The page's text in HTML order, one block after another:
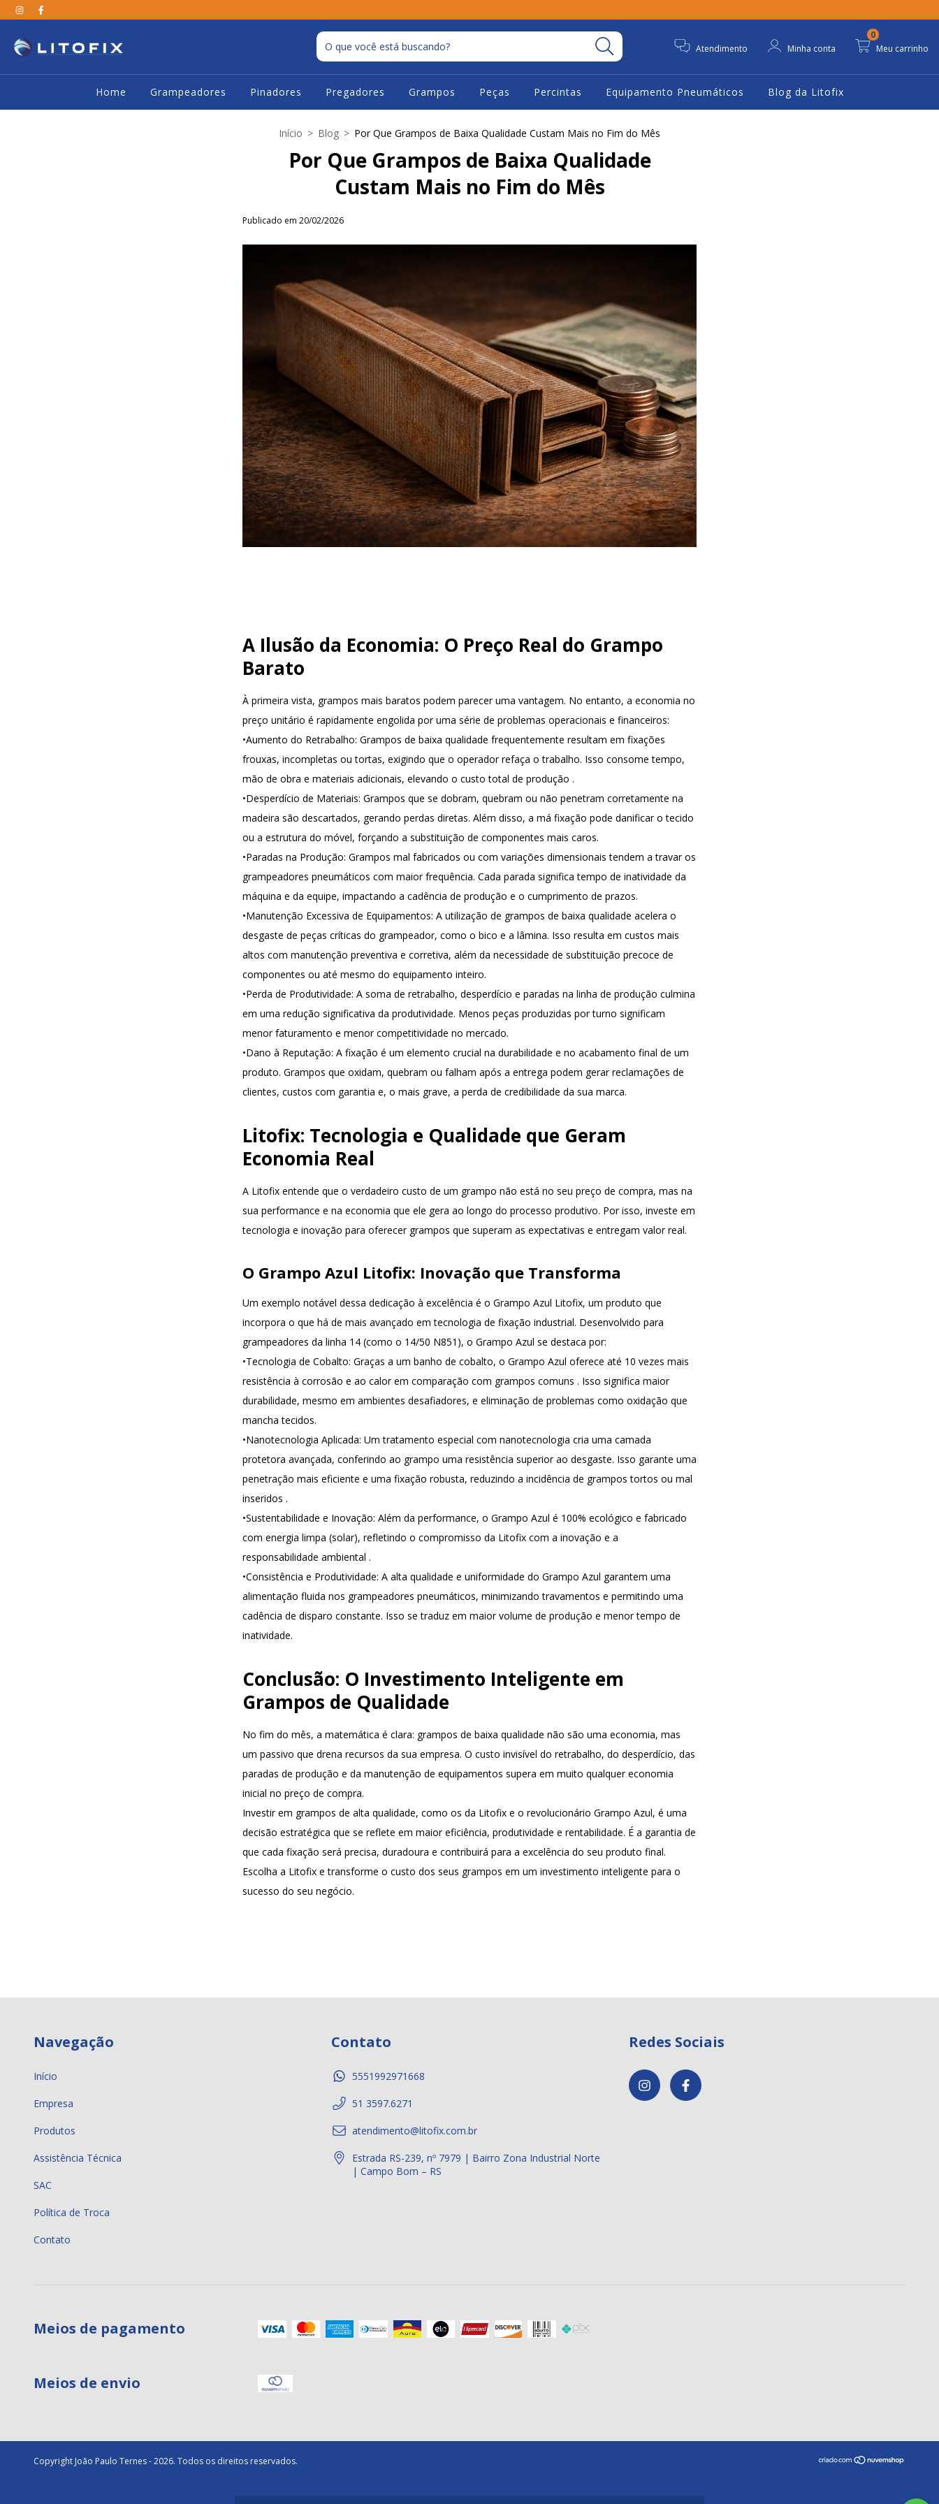
Atendimento Minha conta Meu carrinho
0
Home Grampeadores Pinadores Pregadores Grampos Peças Percintas Equipamento Pneumáticos Blog da Litofix
Início > Blog > Por Que Grampos de Baixa Qualidade Custam Mais no Fim do Mês
Por Que Grampos de Baixa Qualidade
Custam Mais no Fim do Mês
Publicado em 20/02/2026
A Ilusão da Economia: O Preço Real do Grampo
Barato
À primeira vista, grampos mais baratos podem parecer uma vantagem. No entanto, a economia no
preço unitário é rapidamente engolida por uma série de problemas operacionais e financeiros:
•Aumento do Retrabalho: Grampos de baixa qualidade frequentemente resultam em fixações
frouxas, incompletas ou tortas, exigindo que o operador refaça o trabalho. Isso consome tempo,
mão de obra e materiais adicionais, elevando o custo total de produção .
•Desperdício de Materiais: Grampos que se dobram, quebram ou não penetram corretamente na
madeira são descartados, gerando perdas diretas. Além disso, a má fixação pode danificar o tecido
ou a estrutura do móvel, forçando a substituição de componentes mais caros.
•Paradas na Produção: Grampos mal fabricados ou com variações dimensionais tendem a travar os
grampeadores pneumáticos com maior frequência. Cada parada significa tempo de inatividade da
máquina e da equipe, impactando a cadência de produção e o cumprimento de prazos.
•Manutenção Excessiva de Equipamentos: A utilização de grampos de baixa qualidade acelera o
desgaste de peças críticas do grampeador, como o bico e a lâmina. Isso resulta em custos mais
altos com manutenção preventiva e corretiva, além da necessidade de substituição precoce de
componentes ou até mesmo do equipamento inteiro.
•Perda de Produtividade: A soma de retrabalho, desperdício e paradas na linha de produção culmina
em uma redução significativa da produtividade. Menos peças produzidas por turno significam
menor faturamento e menor competitividade no mercado.
•Dano à Reputação: A fixação é um elemento crucial na durabilidade e no acabamento final de um
produto. Grampos que oxidam, quebram ou falham após a entrega podem gerar reclamações de
clientes, custos com garantia e, o mais grave, a perda de credibilidade da sua marca.
Litofix: Tecnologia e Qualidade que Geram
Economia Real
A Litofix entende que o verdadeiro custo de um grampo não está no seu preço de compra, mas na
sua performance e na economia que ele gera ao longo do processo produtivo. Por isso, investe em
tecnologia e inovação para oferecer grampos que superam as expectativas e entregam valor real.
O Grampo Azul Litofix: Inovação que Transforma
Um exemplo notável dessa dedicação à excelência é o Grampo Azul Litofix, um produto que
incorpora o que há de mais avançado em tecnologia de fixação industrial. Desenvolvido para
grampeadores da linha 14 (como o 14/50 N851), o Grampo Azul se destaca por:
•Tecnologia de Cobalto: Graças a um banho de cobalto, o Grampo Azul oferece até 10 vezes mais
resistência à corrosão e ao calor em comparação com grampos comuns . Isso significa maior
durabilidade, mesmo em ambientes desafiadores, e eliminação de problemas como oxidação que
mancha tecidos.
•Nanotecnologia Aplicada: Um tratamento especial com nanotecnologia cria uma camada
protetora avançada, conferindo ao grampo uma resistência superior ao desgaste. Isso garante uma
penetração mais eficiente e uma fixação robusta, reduzindo a incidência de grampos tortos ou mal
inseridos .
•Sustentabilidade e Inovação: Além da performance, o Grampo Azul é 100% ecológico e fabricado
com energia limpa (solar), refletindo o compromisso da Litofix com a inovação e a
responsabilidade ambiental .
•Consistência e Produtividade: A alta qualidade e uniformidade do Grampo Azul garantem uma
alimentação fluida nos grampeadores pneumáticos, minimizando travamentos e permitindo uma
cadência de disparo constante. Isso se traduz em maior volume de produção e menor tempo de
inatividade.
Conclusão: O Investimento Inteligente em
Grampos de Qualidade
No fim do mês, a matemática é clara: grampos de baixa qualidade não são uma economia, mas
um passivo que drena recursos da sua empresa. O custo invisível do retrabalho, do desperdício, das
paradas de produção e da manutenção de equipamentos supera em muito qualquer economia
inicial no preço de compra.
Investir em grampos de alta qualidade, como os da Litofix e o revolucionário Grampo Azul, é uma
decisão estratégica que se reflete em maior eficiência, produtividade e rentabilidade. É a garantia de
que cada fixação será precisa, duradoura e contribuirá para a excelência do seu produto final.
Escolha a Litofix e transforme o custo dos seus grampos em um investimento inteligente para o
sucesso do seu negócio.
Navegação
Início
Empresa
Produtos
Assistência Técnica
SAC
Política de Troca
Contato
Contato
5551992971668
51 3597.6271
atendimento@litofix.com.br
Estrada RS-239, nº 7979 | Bairro Zona Industrial Norte
| Campo Bom – RS
Redes Sociais
Meios de pagamento
Meios de envio
Copyright João Paulo Ternes - 2026. Todos os direitos reservados.